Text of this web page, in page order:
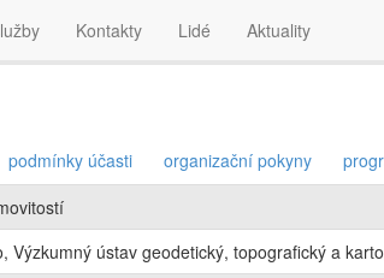
Kontakty Lidé Aktuality
podmínky účasti organizační pokyny
Výzkumný ústav geodetický, topografický a